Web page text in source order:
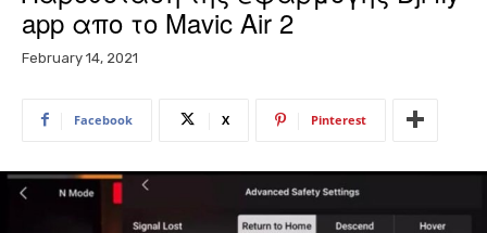
app απο το Mavic Air 2
February 14, 2021
Facebook X Pinterest